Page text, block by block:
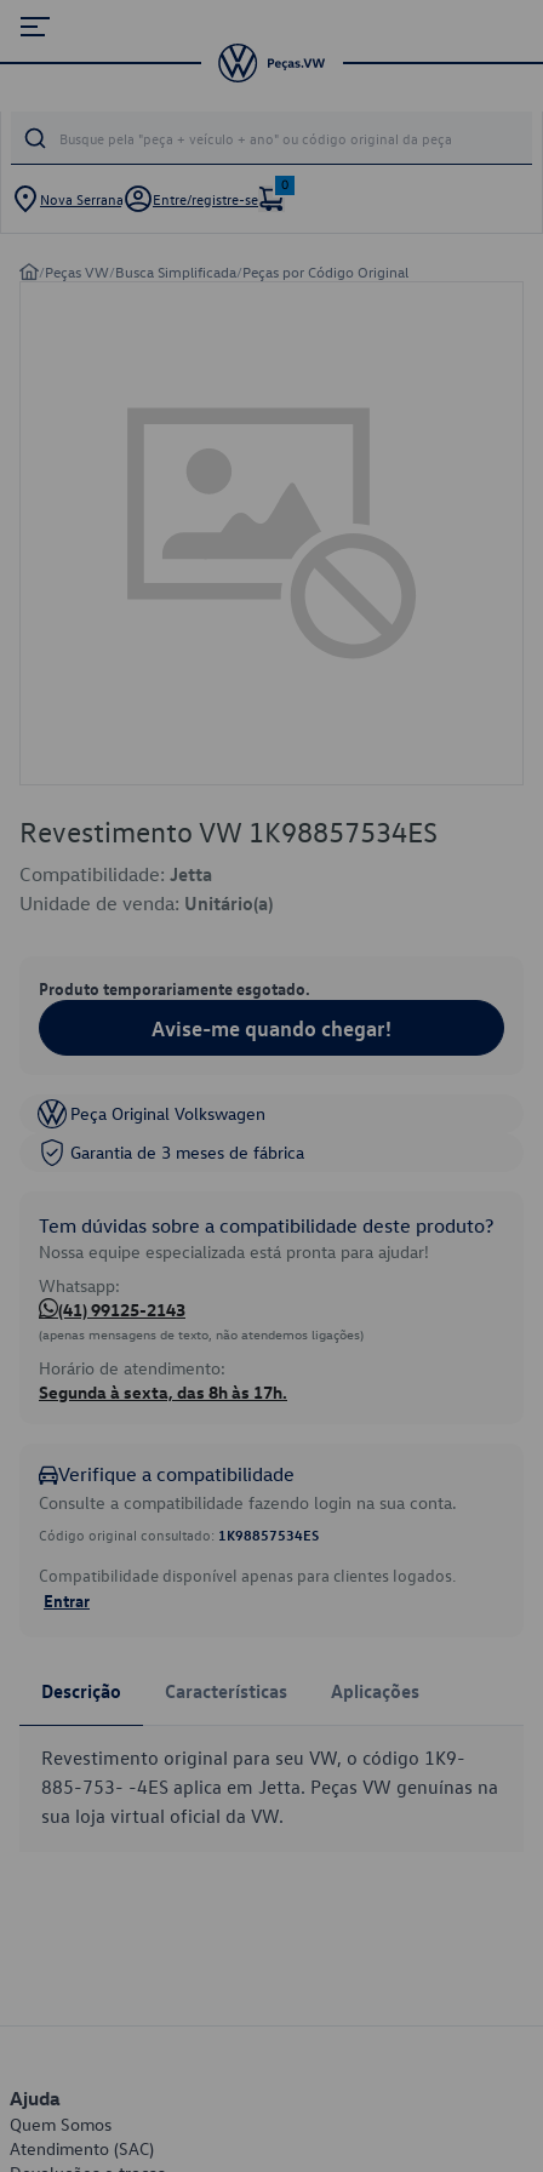
Nova Serrana Entre/registre-se
0
/Peças VW/Busca Simplificada/Peças por Código Original
Revestimento VW 1K98857534ES
Compatibilidade: Jetta
Unidade de venda: Unitário(a)
Produto temporariamente esgotado.
Avise-me quando chegar!
Peça Original Volkswagen
Garantia de 3 meses de fábrica
Tem dúvidas sobre a compatibilidade deste produto?
Nossa equipe especializada está pronta para ajudar!
Whatsapp:
(41) 99125-2143
(apenas mensagens de texto, não atendemos ligações)
Horário de atendimento:
Segunda à sexta, das 8h às 17h.
Verifique a compatibilidade
Consulte a compatibilidade fazendo login na sua conta.
Código original consultado: 1K98857534ES
Compatibilidade disponível apenas para clientes logados.
Entrar
Descrição Características Aplicações
Revestimento original para seu VW, o código 1K9-
885-753- -4ES aplica em Jetta. Peças VW genuínas na
sua loja virtual oficial da VW.
Ajuda
Quem Somos
Atendimento (SAC)